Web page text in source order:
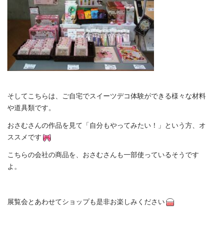
そしてこちらは、ご自宅でスイーツデコ体験ができる様々な材料
や道具類です。
おさむさんの作品を見て「自分もやってみたい！」という方、オ
ススメです
こちらの会社の商品を、おさむさんも一部使っているそうです
よ。
展覧会とあわせてショップも是非お楽しみください